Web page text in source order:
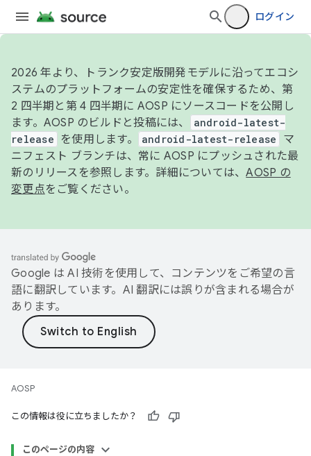
ログイン
2026 年より、トランク安定版開発モデルに沿ってエコシ
ステムのプラットフォームの安定性を確保するため、第
2 四半期と第 4 四半期に AOSP にソースコードを公開し
ます。AOSP のビルドと投稿には、
android-latest-
release
を使用します。 android-latest-release
マ
ニフェスト ブランチは、常に AOSP にプッシュされた最
新のリリースを参照します。詳細については、AOSP の
変更点をご覧ください。
Google は AI 技術を使用して、コンテンツをご希望の言
語に翻訳しています。AI 翻訳には誤りが含まれる場合が
あります。
AOSP
この情報は役に立ちましたか？
このページの内容